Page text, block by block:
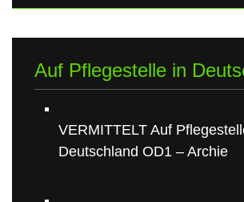
Auf Pflegestelle in
VERMITTELT Auf
Deutschland OD1 – Archie